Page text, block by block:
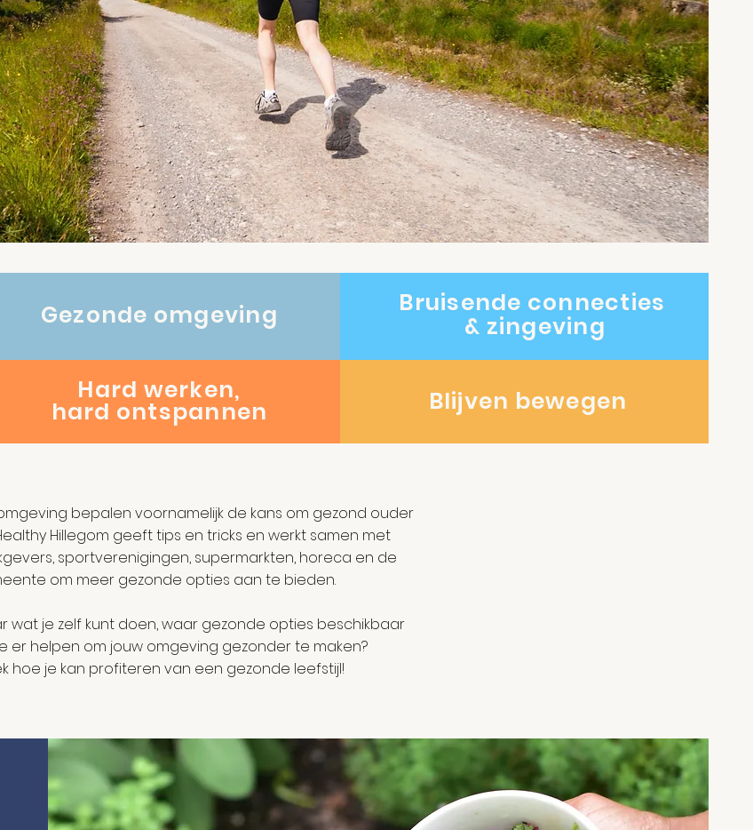
Gezonde omgeving Bruisende connecties
& zingeving
Hard werken,
hard ontspannen Blijven bewegen
bepalen voornamelijk de kans om gezond ouder
Hillegom geeft tips en tricks en werkt samen met
sportverenigingen, supermarkten, horeca en de
om meer gezonde opties aan te bieden.
wat je zelf kunt doen, waar gezonde opties beschikbaar
er helpen om jouw omgeving gezonder te maken?
hoe je kan profiteren van een gezonde leefstijl!